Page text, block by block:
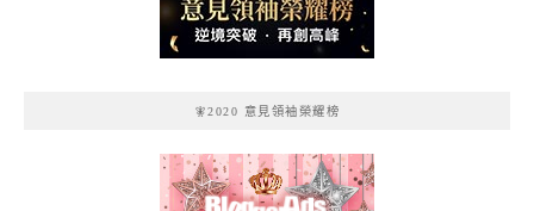
🧚2020 意見領袖榮耀榜